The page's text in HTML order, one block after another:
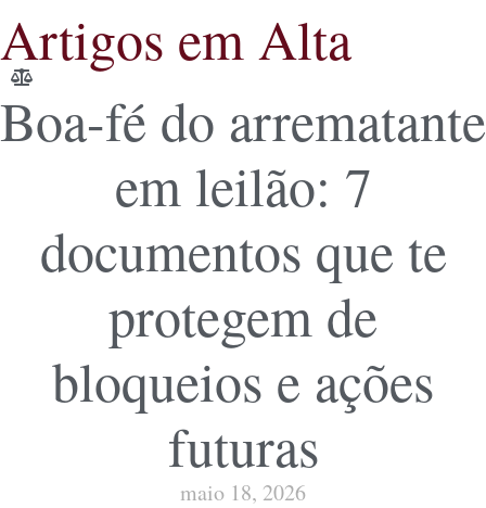
Artigos em Alta
Boa-fé do arrematante
em leilão: 7
documentos que te
protegem de
bloqueios e ações
futuras
maio 18, 2026